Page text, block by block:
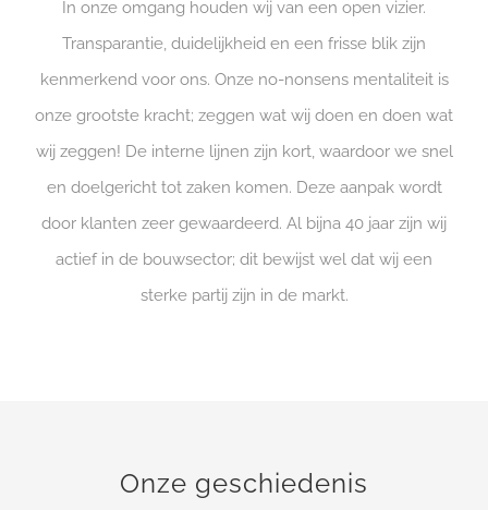
In onze omgang houden wij van een open vizier.
Transparantie, duidelijkheid en een frisse blik zijn
kenmerkend voor ons. Onze no-nonsens mentaliteit is
onze grootste kracht; zeggen wat wij doen en doen wat
wij zeggen! De interne lijnen zijn kort, waardoor we snel
en doelgericht tot zaken komen. Deze aanpak wordt
door klanten zeer gewaardeerd. Al bijna 40 jaar zijn wij
actief in de bouwsector; dit bewijst wel dat wij een
sterke partij zijn in de markt.
Onze geschiedenis